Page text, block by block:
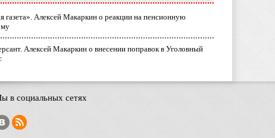
газета». Алексей Макаркин о реакции на пенсионную
Алексей Макаркин о внесении поправок в Уголовный
в социальных сетях